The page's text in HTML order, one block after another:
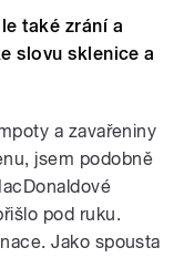
také zrání a
slovu sklenice a
a zavařeniny
jsem podobně
pod ruku.
Jako spousta